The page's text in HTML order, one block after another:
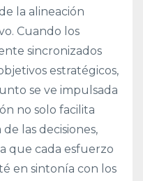
la alineación
Cuando los
sincronizados
estratégicos,
se ve impulsada
no solo facilita
las decisiones,
que cada esfuerzo
en sintonía con los